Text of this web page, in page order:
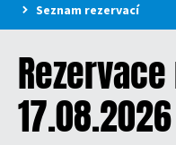
Seznam rezervací
17.08.2026